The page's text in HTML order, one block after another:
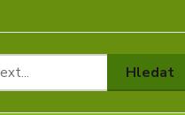
Hledat